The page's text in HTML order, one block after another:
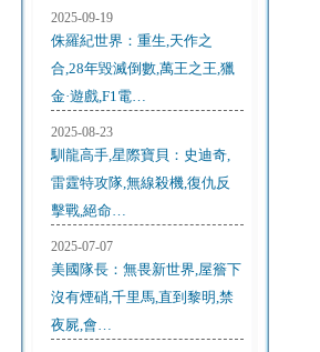
2025-09-19
侏羅紀世界：重生,天作之
合,28年毀滅倒數,萬王之王,獵
金·遊戲,F1電…
2025-08-23
馴龍高手,星際寶貝：史迪奇,
雷霆特攻隊,無線殺機,復仇反
擊戰,絕命…
2025-07-07
美國隊長：無畏新世界,屋簷下
沒有煙硝,千里馬,直到黎明,禁
夜屍,會…